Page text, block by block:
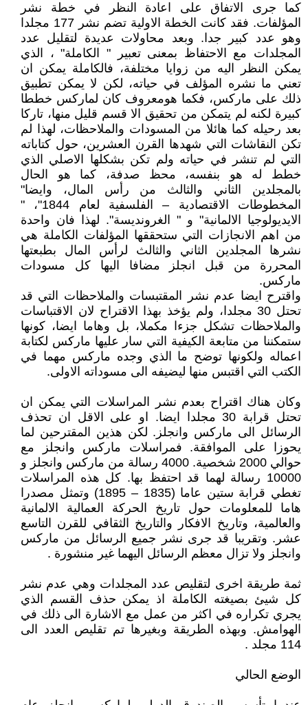
كما جرى الاتفاق على اعادة النظر في خطة نشر
المؤلفات. فقد كانت الخطة الاولية تضم نشر 177 مجلدا
وهو عدد كبير جدا. وبعد محاولات عديدة لتقليل عدد
المجلدات مع الاحتفاظ بمعنى تعبير " الكاملة" ، الذي
يمكن النظر اليه من زوايا مختلفة، فالكاملة يمكن ان
تعني ما نشره المؤلف في حياته، لكن لا يمكن تطبيق
ذلك على ماركس، فكما هومعروف كان لماركس خططا
كبيرة لكنه لم يتمكن من تحقيق الا قسم قليل منها، تاركا
بعد رحيله كما هائلا من المسودات والملاحظات، لهذا لم
تكن النقاشات التي شهدها القرن العشرين، حول كتاباته
التي لم تنشر في حياته ولم تكن بشكلها الاصلي الذي
خطط له هو بنفسه، محظ صدفة، كما هو الحال
بالمجلدين الثاني والثالث من رأس المال، وايضا"
المخطوطات الاقتصادية – الفلسفية لعام 1844"، "
الايديولوجيا الالمانية" و " الغرونديسة". لهذا فان واحدة
من اهم الانجازات التي ستحققها المؤلفات الكاملة هي
نشرها المجلدين الثاني والثالث لرأس المال بطبعتها
المحررة من قبل انجلز مضافا اليها كل مسودات
ماركس.
واقترح ايضا عدم نشر المقتبسات والملاحظات التي قد
تحتل 30 مجلدا، ولم يؤخذ بهذا الاقتراح لان الاقتباسات
والملاحظات تشكل جزءا مكملا، بل وهاما ايضا، كونها
ستمكننا من متابعة الكيفية التي سار عليها ماركس لكتابة
اعماله ولكونها توضح ما الذي وجده ماركس مهما في
الكتب التي اقتبس منها ليضيفه الى مسوداته الاولى.
وكان هناك اقتراح بعدم نشر المراسلات التي يمكن ان
تحتل قرابة 30 مجلدا ايضا. او على الاقل ان تحذف
الرسائل الى ماركس وانجلز. لكن هذين المقترحين لما
يحوزا على الموافقة. فمراسلات ماركس وانجلز مع
حوالي 2000 شخصية. 4000 رسالة من ماركس وانجلز و
10000 رسالة لهما قد احتفظ بها. كل هذه المراسلات
تغطي قرابة ستين عاما (1835 – 1895) وتمثل مصدرا
هاما للمعلومات حول تاريخ الحركة العمالية الالمانية
والعالمية، وتاريخ الافكار والتاريخ الثقافي للقرن التاسع
عشر. وتقريبا قد جرى نشر جميع الرسائل من ماركس
وانجلز ولا تزال معظم الرسائل اليهما غير منشورة .
ثمة طريقة اخرى لتقليص عدد المجلدات وهي عدم نشر
كل شيئ بصيغته الكاملة اذ يمكن حذف القسم الذي
يجري تكراره في اكثر من عمل مع الاشارة الى ذلك في
الهوامش. وبهذه الطريقة وبغيرها تم تقليص العدد الى
114 مجلد .
الوضع الحالي